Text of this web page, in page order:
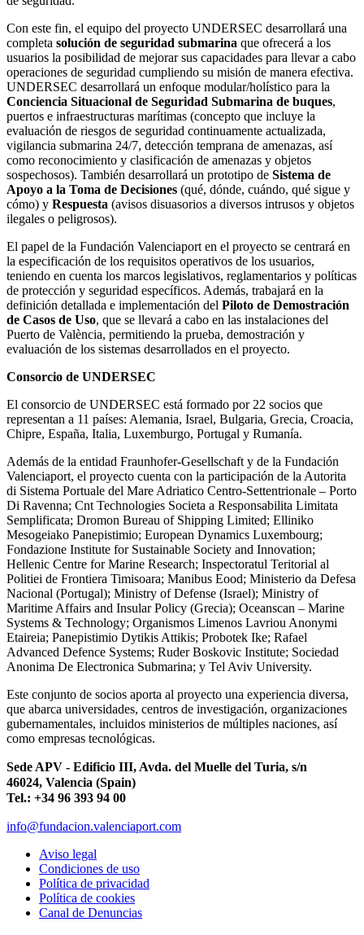
Con este fin, el equipo del proyecto UNDERSEC desarrollará una
completa solución de seguridad submarina que ofrecerá a los
usuarios la posibilidad de mejorar sus capacidades para llevar a cabo
operaciones de seguridad cumpliendo su misión de manera efectiva.
UNDERSEC desarrollará un enfoque modular/holístico para la
Conciencia Situacional de Seguridad Submarina de buques,
puertos e infraestructuras marítimas (concepto que incluye la
evaluación de riesgos de seguridad continuamente actualizada,
vigilancia submarina 24/7, detección temprana de amenazas, así
como reconocimiento y clasificación de amenazas y objetos
sospechosos). También desarrollará un prototipo de Sistema de
Apoyo a la Toma de Decisiones (qué, dónde, cuándo, qué sigue y
cómo) y Respuesta (avisos disuasorios a diversos intrusos y objetos
ilegales o peligrosos).
El papel de la Fundación Valenciaport en el proyecto se centrará en
la especificación de los requisitos operativos de los usuarios,
teniendo en cuenta los marcos legislativos, reglamentarios y políticas
de protección y seguridad específicos. Además, trabajará en la
definición detallada e implementación del Piloto de Demostración
de Casos de Uso, que se llevará a cabo en las instalaciones del
Puerto de València, permitiendo la prueba, demostración y
evaluación de los sistemas desarrollados en el proyecto.
Consorcio de UNDERSEC
El consorcio de UNDERSEC está formado por 22 socios que
representan a 11 países: Alemania, Israel, Bulgaria, Grecia, Croacia,
Chipre, España, Italia, Luxemburgo, Portugal y Rumanía.
Además de la entidad Fraunhofer-Gesellschaft y de la Fundación
Valenciaport, el proyecto cuenta con la participación de la Autorita
di Sistema Portuale del Mare Adriatico Centro-Settentrionale – Porto
Di Ravenna; Cnt Technologies Societa a Responsabilita Limitata
Semplificata; Dromon Bureau of Shipping Limited; Elliniko
Mesogeiako Panepistimio; European Dynamics Luxembourg;
Fondazione Institute for Sustainable Society and Innovation;
Hellenic Centre for Marine Research; Inspectoratul Teritorial al
Politiei de Frontiera Timisoara; Manibus Eood; Ministerio da Defesa
Nacional (Portugal); Ministry of Defense (Israel); Ministry of
Maritime Affairs and Insular Policy (Grecia); Oceanscan – Marine
Systems & Technology; Organismos Limenos Lavriou Anonymi
Etaireia; Panepistimio Dytikis Attikis; Probotek Ike; Rafael
Advanced Defence Systems; Ruder Boskovic Institute; Sociedad
Anonima De Electronica Submarina; y Tel Aviv University.
Este conjunto de socios aporta al proyecto una experiencia diversa,
que abarca universidades, centros de investigación, organizaciones
gubernamentales, incluidos ministerios de múltiples naciones, así
como empresas tecnológicas.
Sede APV - Edificio III, Avda. del Muelle del Turia, s/n
46024, Valencia (Spain)
Tel.: +34 96 393 94 00
info@fundacion.valenciaport.com
Aviso legal
Condiciones de uso
Política de privacidad
Política de cookies
Canal de Denuncias